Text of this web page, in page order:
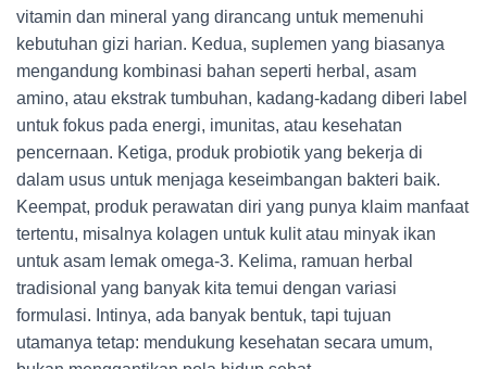
vitamin dan mineral yang dirancang untuk memenuhi
kebutuhan gizi harian. Kedua, suplemen yang biasanya
mengandung kombinasi bahan seperti herbal, asam
amino, atau ekstrak tumbuhan, kadang-kadang diberi label
untuk fokus pada energi, imunitas, atau kesehatan
pencernaan. Ketiga, produk probiotik yang bekerja di
dalam usus untuk menjaga keseimbangan bakteri baik.
Keempat, produk perawatan diri yang punya klaim manfaat
tertentu, misalnya kolagen untuk kulit atau minyak ikan
untuk asam lemak omega-3. Kelima, ramuan herbal
tradisional yang banyak kita temui dengan variasi
formulasi. Intinya, ada banyak bentuk, tapi tujuan
utamanya tetap: mendukung kesehatan secara umum,